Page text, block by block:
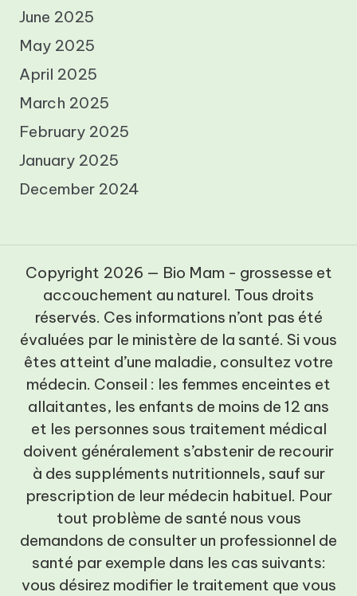
June 2025
May 2025
April 2025
March 2025
February 2025
January 2025
December 2024
Copyright 2026 — Bio Mam - grossesse et
accouchement au naturel. Tous droits
réservés. Ces informations n’ont pas été
évaluées par le ministère de la santé. Si vous
êtes atteint d’une maladie, consultez votre
médecin. Conseil : les femmes enceintes et
allaitantes, les enfants de moins de 12 ans
et les personnes sous traitement médical
doivent généralement s’abstenir de recourir
à des suppléments nutritionnels, sauf sur
prescription de leur médecin habituel. Pour
tout problème de santé nous vous
demandons de consulter un professionnel de
santé par exemple dans les cas suivants:
vous désirez modifier le traitement que vous